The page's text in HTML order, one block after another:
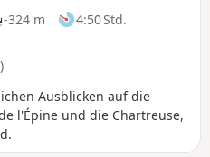
-324 m
4:50 Std.
Ausblicken auf die
l'Épine und die Chartreuse,